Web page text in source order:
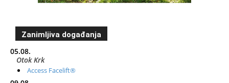
Zanimljiva događanja
05.08.
Otok Krk
Access Facelift®